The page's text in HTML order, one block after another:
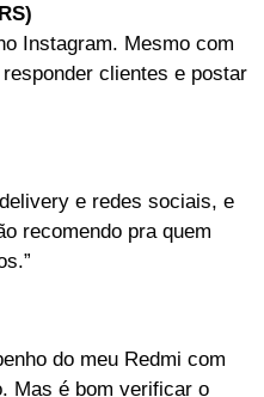
Instagram. Mesmo com
clientes e postar
e redes sociais, e
recomendo pra quem
do meu Redmi com
Mas é bom verificar o